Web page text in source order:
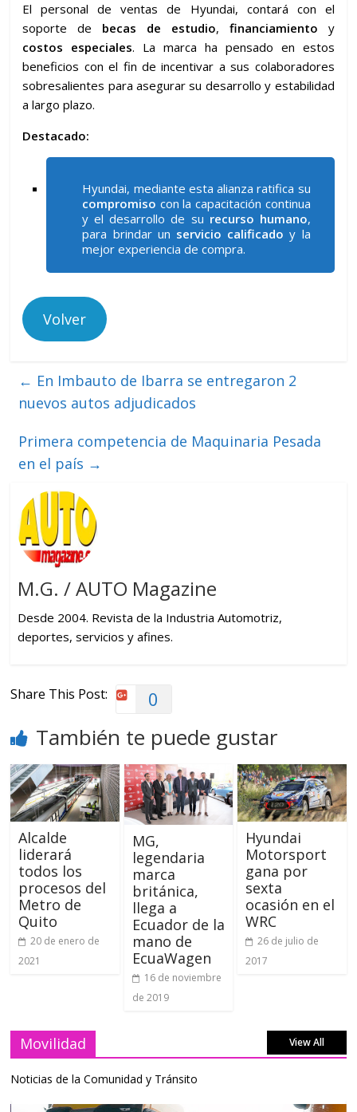
El personal de ventas de Hyundai, contará con el
soporte de becas de estudio, financiamiento y
costos especiales. La marca ha pensado en estos
beneficios con el fin de incentivar a sus colaboradores
sobresalientes para asegurar su desarrollo y estabilidad
a largo plazo.
Destacado:
Hyundai, mediante esta alianza ratifica su
compromiso con la capacitación continua
y el desarrollo de su recurso humano,
para brindar un servicio calificado y la
mejor experiencia de compra.
Volver
← En Imbauto de Ibarra se entregaron 2
nuevos autos adjudicados
Primera competencia de Maquinaria Pesada
en el país →
M.G. / AUTO Magazine
Desde 2004. Revista de la Industria Automotriz,
deportes, servicios y afines.
Share This Post: 0
También te puede gustar
Alcalde
liderará
todos los
procesos del
Metro de
Quito
20 de enero de
2021
MG,
legendaria
marca
británica,
llega a
Ecuador de la
mano de
EcuaWagen
16 de noviembre
de 2019
Hyundai
Motorsport
gana por
sexta
ocasión en el
WRC
26 de julio de
2017
Movilidad View All
Noticias de la Comunidad y Tránsito